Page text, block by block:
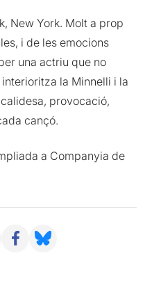
New York. Molt a prop
i de les emocions
una actriu que no
la Minnelli i la
provocació,
cançó.
a Companyia de